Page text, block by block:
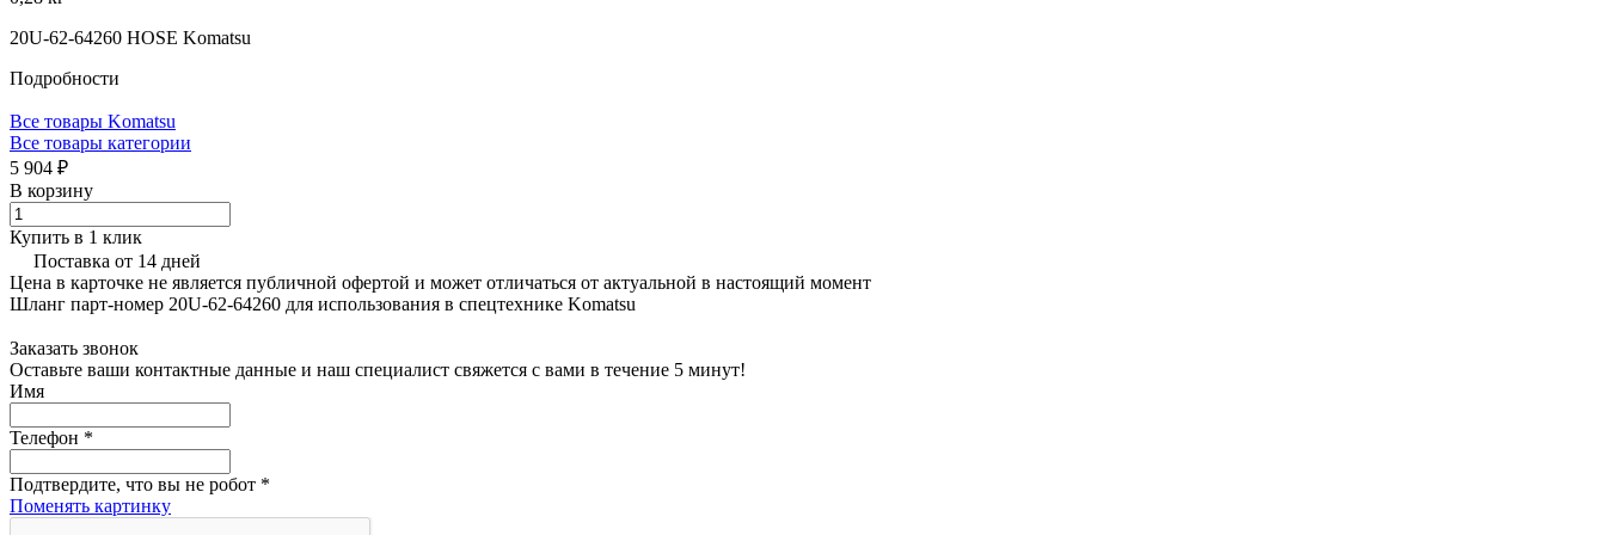
20U-62-64260 HOSE Komatsu
Подробности
Все товары Komatsu
Все товары категории
5 904 ₽
В корзину
Купить в 1 клик
Поставка от 14 дней
Цена в карточке не является публичной офертой и может отличаться от актуальной в настоящий момент
Шланг парт-номер 20U-62-64260 для использования в спецтехнике Komatsu
Заказать звонок
Оставьте ваши контактные данные и наш специалист свяжется с вами в течение 5 минут!
Имя
Телефон *
Подтвердите, что вы не робот *
Поменять картинку